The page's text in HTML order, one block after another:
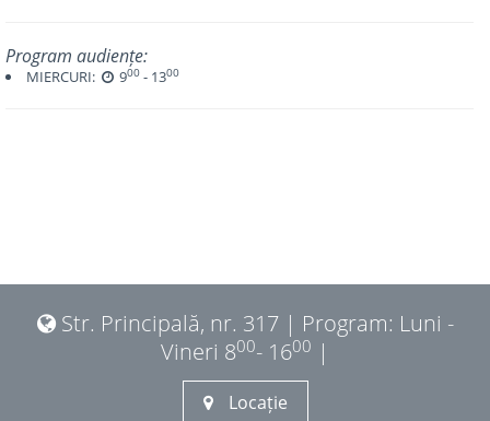
Program audiențe:
MIERCURI: 900 - 1300
Str. Principală, nr. 317 | Program: Luni -
Vineri 800- 1600 |
Locație